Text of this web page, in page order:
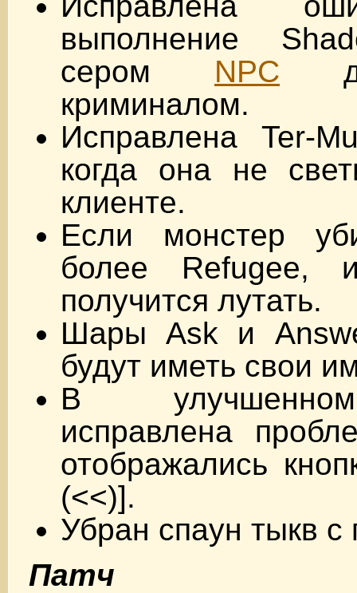
выполнение
сером NPC
криминалом.
Исправлена Ter-
когда она не
клиенте.
Если монстер
более Refugee,
получится лутать.
Шары Ask и
будут иметь свои
В
исправлена
отображались
(<<)].
Убран спаун тыкв с
Патч